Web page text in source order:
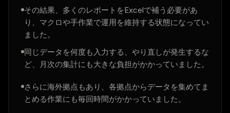
その結果、多くのレポートをExcelで補う必要があ
り、マクロや手作業で運用を維持する状態になってい
ました。
同じデータを何度も入力する、やり直しが発生するな
ど、月次の集計にも大きな負担がかかっていました。
さらに海外拠点もあり、各拠点からデータを集めてま
とめる作業にも毎回時間がかかっていました。